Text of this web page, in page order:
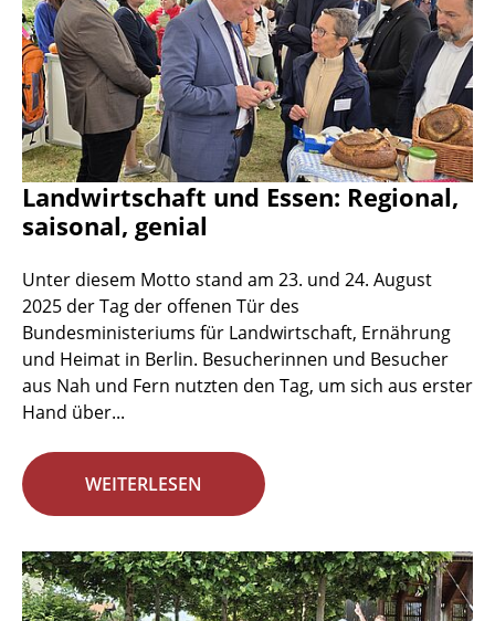
Landwirtschaft und Essen: Regional,
saisonal, genial
Unter diesem Motto stand am 23. und 24. August
2025 der Tag der offenen Tür des
Bundesministeriums für Landwirtschaft, Ernährung
und Heimat in Berlin. Besucherinnen und Besucher
aus Nah und Fern nutzten den Tag, um sich aus erster
Hand über...
WEITERLESEN